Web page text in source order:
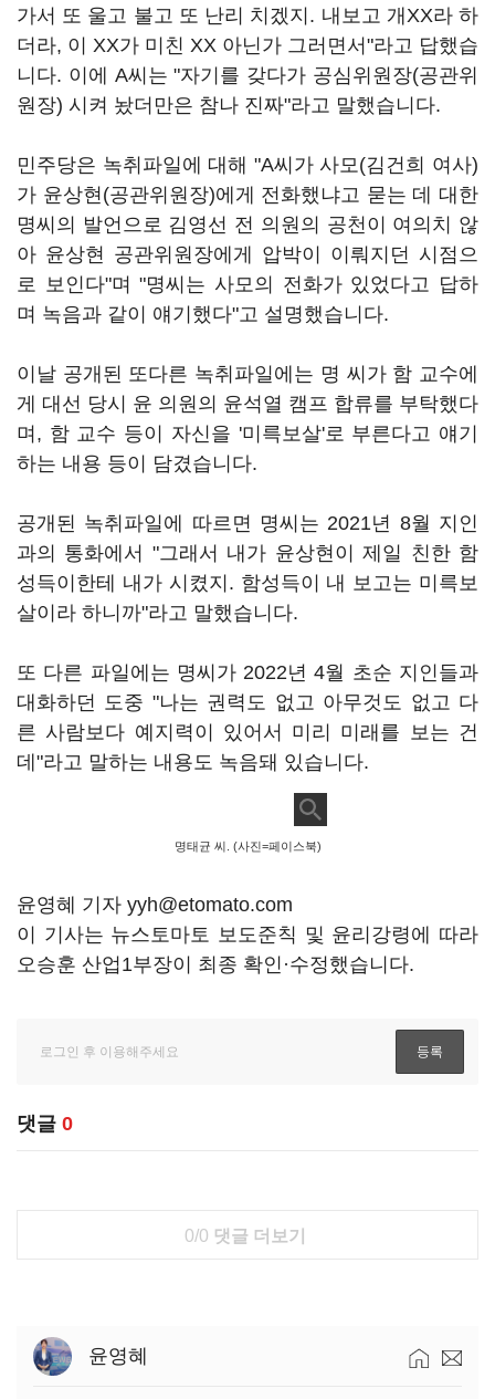
가서 또 울고 불고 또 난리 치겠지. 내보고 개XX라 하
더라, 이 XX가 미친 XX 아닌가 그러면서"라고 답했습
니다. 이에 A씨는 "자기를 갖다가 공심위원장(공관위
원장) 시켜 놨더만은 참나 진짜"라고 말했습니다.
민주당은 녹취파일에 대해 "A씨가 사모(김건희 여사)
가 윤상현(공관위원장)에게 전화했냐고 묻는 데 대한
명씨의 발언으로 김영선 전 의원의 공천이 여의치 않
아 윤상현 공관위원장에게 압박이 이뤄지던 시점으
로 보인다"며 "명씨는 사모의 전화가 있었다고 답하
며 녹음과 같이 얘기했다"고 설명했습니다.
이날 공개된 또다른 녹취파일에는 명 씨가 함 교수에
게 대선 당시 윤 의원의 윤석열 캠프 합류를 부탁했다
며, 함 교수 등이 자신을 '미륵보살'로 부른다고 얘기
하는 내용 등이 담겼습니다.
공개된 녹취파일에 따르면 명씨는 2021년 8월 지인
과의 통화에서 "그래서 내가 윤상현이 제일 친한 함
성득이한테 내가 시켰지. 함성득이 내 보고는 미륵보
살이라 하니까"라고 말했습니다.
또 다른 파일에는 명씨가 2022년 4월 초순 지인들과
대화하던 도중 "나는 권력도 없고 아무것도 없고 다
른 사람보다 예지력이 있어서 미리 미래를 보는 건
데"라고 말하는 내용도 녹음돼 있습니다.
명태균 씨. (사진=페이스북)
윤영혜 기자 yyh@etomato.com
이 기사는 뉴스토마토 보도준칙 및 윤리강령에 따라
오승훈 산업1부장이 최종 확인·수정했습니다.
댓글 0
0/0 댓글 더보기
윤영혜